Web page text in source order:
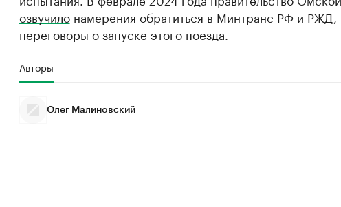
озвучилонамерения обратиться в Минтранс РФ и РЖД,
переговоры о запуске этого поезда.
Авторы
Олег Малиновский